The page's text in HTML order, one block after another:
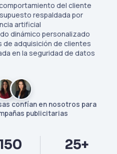
del cliente
respaldada por
artificial
dinámico personalizado
adquisición de clientes
en la seguridad de datos
confían en nosotros para
publicitarias
25+